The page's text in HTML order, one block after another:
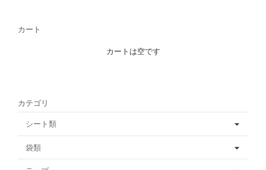
カート
カートは空です
カテゴリ
シート類
袋類